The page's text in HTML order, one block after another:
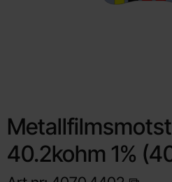
40.2kohm 1%